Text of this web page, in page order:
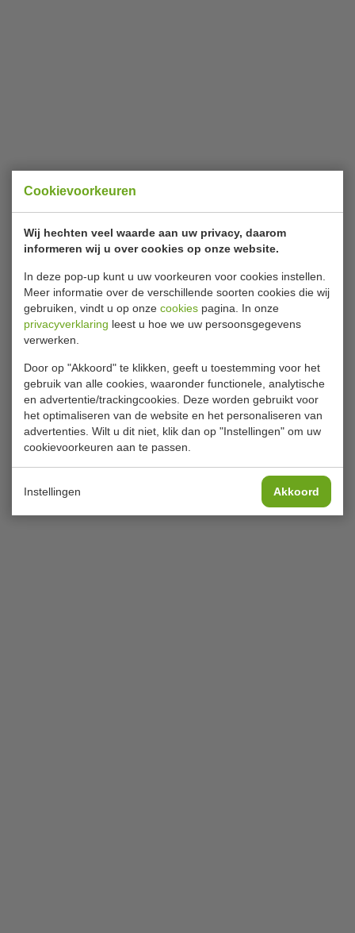
Cookievoorkeuren
Wij hechten veel waarde aan uw privacy, daarom
informeren wij u over cookies op onze website.
In deze pop-up kunt u uw voorkeuren voor cookies instellen.
Meer informatie over de verschillende soorten cookies die wij
gebruiken, vindt u op onze cookies pagina. In onze
privacyverklaring leest u hoe we uw persoonsgegevens
verwerken.
Door op "Akkoord" te klikken, geeft u toestemming voor het
gebruik van alle cookies, waaronder functionele, analytische
en advertentie/trackingcookies. Deze worden gebruikt voor
het optimaliseren van de website en het personaliseren van
advertenties. Wilt u dit niet, klik dan op "Instellingen" om uw
cookievoorkeuren aan te passen.
Instellingen Akkoord